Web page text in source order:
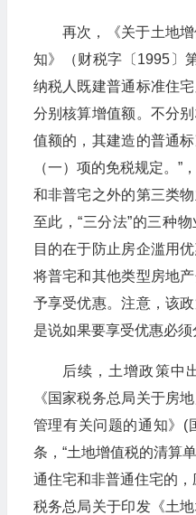
再次，《关于土地
知》（财税字〔1995〕
纳税人既建普通标准住
分别核算增值额。不分
值额的，其建造的普通
（一）项的免税规定。”
和非普宅之外的第三类
至此，“三分法”的三种
目的在于防止房企滥用
将普宅和其他类型房地
予享受优惠。注意，该
是说如果要享受优惠必须
后续，土增政策中
《国家税务总局关于房
管理有关问题的通知》(
条，“土地增值税的清算
通住宅和非普通住宅的
税务总局关于印发《土